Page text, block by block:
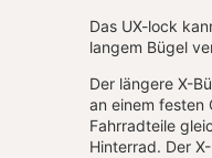
Das UX-lock
langem Bügel
Der längere X-
an einem festen
Fahrradteile
Hinterrad. Der